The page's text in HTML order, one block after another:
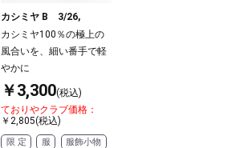
カシミヤ B 3/26,
カシミヤ100％の極上の
風合いを、細い番手で軽
やかに
￥3,300(税込)
ておりやクラブ価格：
￥2,805(税込)
限 定 服 服飾小物